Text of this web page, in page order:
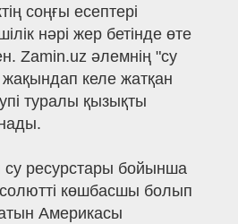
соңғы есептері
нәрі жер бетінде өте
Zamin.uz әлемнің "су
келе жатқан
туралы қызықты
су ресурстары бойынша
көшбасшы болып
Америкасы